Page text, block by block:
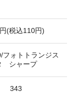
(税込110円)
フォトトランジス
シャープ
343